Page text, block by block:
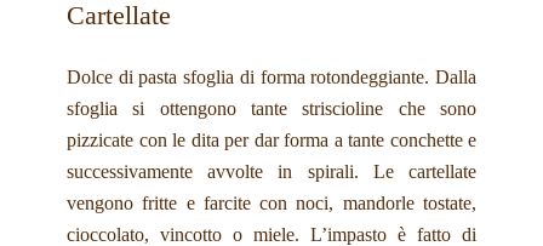
Cartellate
Dolce di pasta sfoglia di forma rotondeggiante. Dalla
sfoglia si ottengono tante striscioline che sono
pizzicate con le dita per dar forma a tante conchette e
successivamente avvolte in spirali. Le cartellate
vengono fritte e farcite con noci, mandorle tostate,
cioccolato, vincotto o miele. L’impasto è fatto di